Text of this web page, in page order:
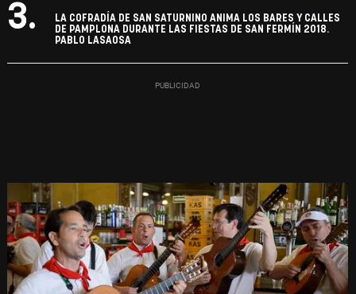
3.
LA COFRADÍA DE SAN SATURNINO ANIMA LOS BARES Y CALLES
DE PAMPLONA DURANTE LAS FIESTAS DE SAN FERMÍN 2018.
PABLO LASAOSA